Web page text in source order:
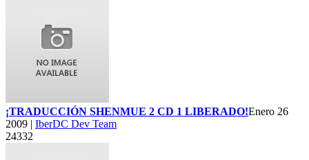
¡TRADUCCIÓN SHENMUE 2 CD 1 LIBERADO!Enero 26
2009 | IberDC Dev Team
24332